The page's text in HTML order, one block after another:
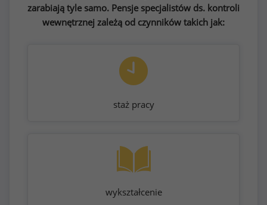
zarabiają tyle samo. Pensje specjalistów ds. kontroli
wewnętrznej zależą od czynników takich jak:
staż pracy
wykształcenie